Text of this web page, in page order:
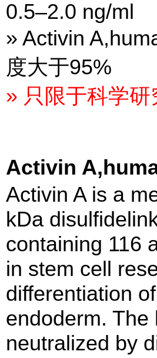
0.5–2.0 ng/ml
» Activin
度大于95%
» 只限于科学
Activin
Activin A is a
kDa
containing 116
in stem cell
differentiation
endoderm. The
neutralized by